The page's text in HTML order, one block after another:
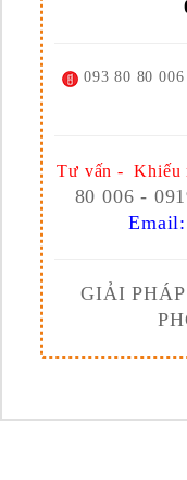
093 80 80
Tư vấn - Khiếu
80 006 -
Email:
GIẢI